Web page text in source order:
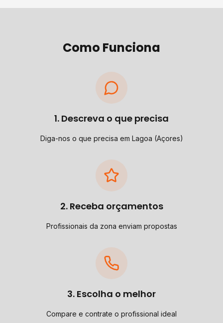
Como Funciona
1. Descreva o que precisa
Diga-nos o que precisa em Lagoa (Açores)
2. Receba orçamentos
Profissionais da zona enviam propostas
3. Escolha o melhor
Compare e contrate o profissional ideal